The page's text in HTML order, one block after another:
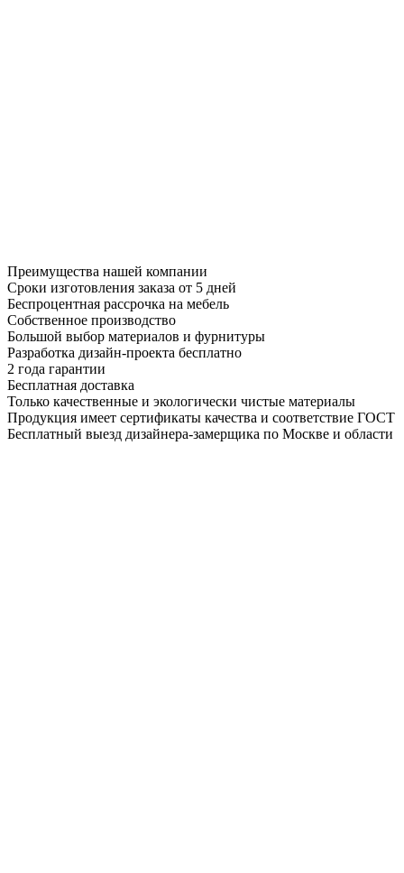
Преимущества нашей компании
Сроки изготовления заказа от 5 дней
Беспроцентная рассрочка на мебель
Собственное производство
Большой выбор материалов и фурнитуры
Разработка дизайн-проекта бесплатно
2 года гарантии
Бесплатная доставка
Только качественные и экологически чистые материалы
Продукция имеет сертификаты качества и соответствие ГОСТ
Бесплатный выезд дизайнера-замерщика по Москве и области